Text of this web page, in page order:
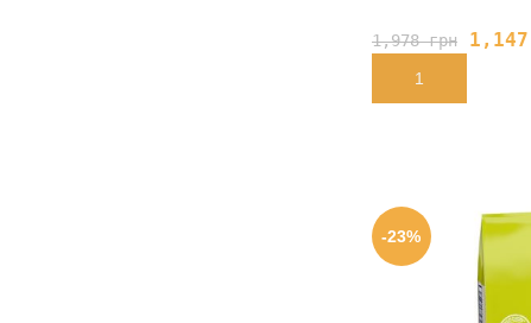
1,978грн 1,147
В КОРЗИНУ
-23%